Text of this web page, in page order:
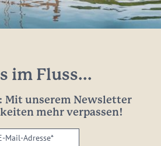
im Fluss...
Mit unserem Newsletter
mehr verpassen!